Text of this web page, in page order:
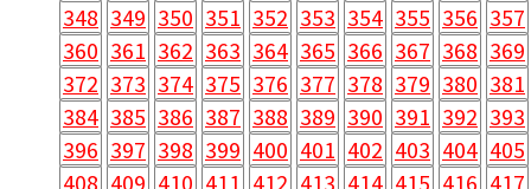
348 349 350 351 352 353 354 355 356 357
360 361 362 363 364 365 366 367 368 369
372 373 374 375 376 377 378 379 380 381
384 385 386 387 388 389 390 391 392 393
396 397 398 399 400 401 402 403 404 405
408 409 410 411 412 413 414 415 416 417